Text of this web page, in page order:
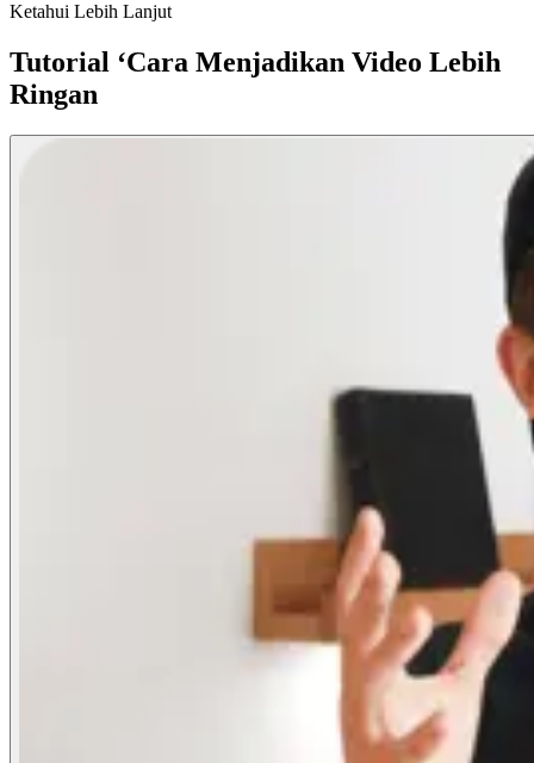
Ketahui Lebih Lanjut
Tutorial ‘Cara Menjadikan Video Lebih
Ringan